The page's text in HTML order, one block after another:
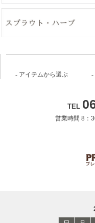
アイテムから選ぶ
TEL
営業時間 8：